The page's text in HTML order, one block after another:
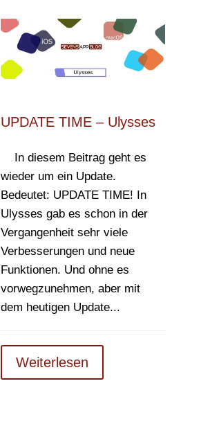
UPDATE TIME – Ulysses
In diesem Beitrag geht es
wieder um ein Update.
Bedeutet: UPDATE TIME! In
Ulysses gab es schon in der
Vergangenheit sehr viele
Verbesserungen und neue
Funktionen. Und ohne es
vorwegzunehmen, aber mit
dem heutigen Update...
Weiterlesen